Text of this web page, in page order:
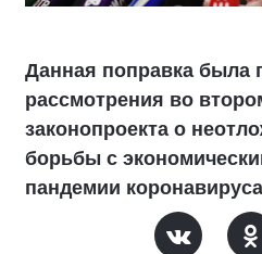
Данная поправка была
рассмотрения во
законопроекта о
борьбы с
пандемии коронавируса